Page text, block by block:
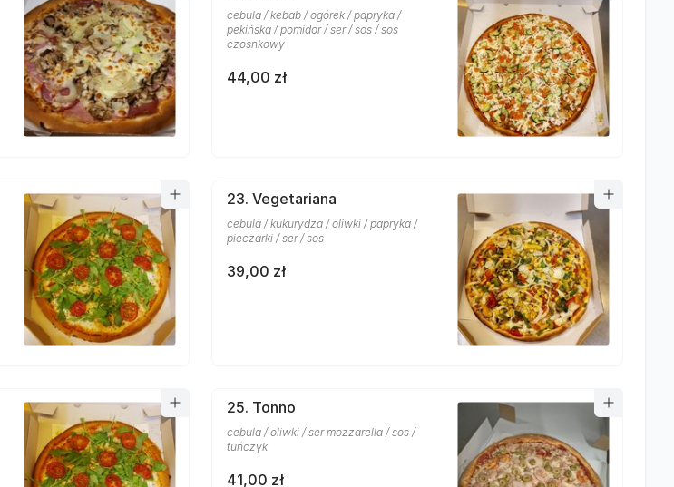
cebula / kebab / ogórek / papryka /
pekińska / pomidor / ser / sos / sos
czosnkowy
44,00 zł
23. Vegetariana
cebula / kukurydza / oliwki / papryka /
pieczarki / ser / sos
39,00 zł
25. Tonno
cebula / oliwki / ser mozzarella / sos /
tuńczyk
41,00 zł